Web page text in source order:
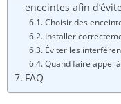
enceintes afin
Choisir des
Installer
Éviter les
Quand faire appel
FAQ